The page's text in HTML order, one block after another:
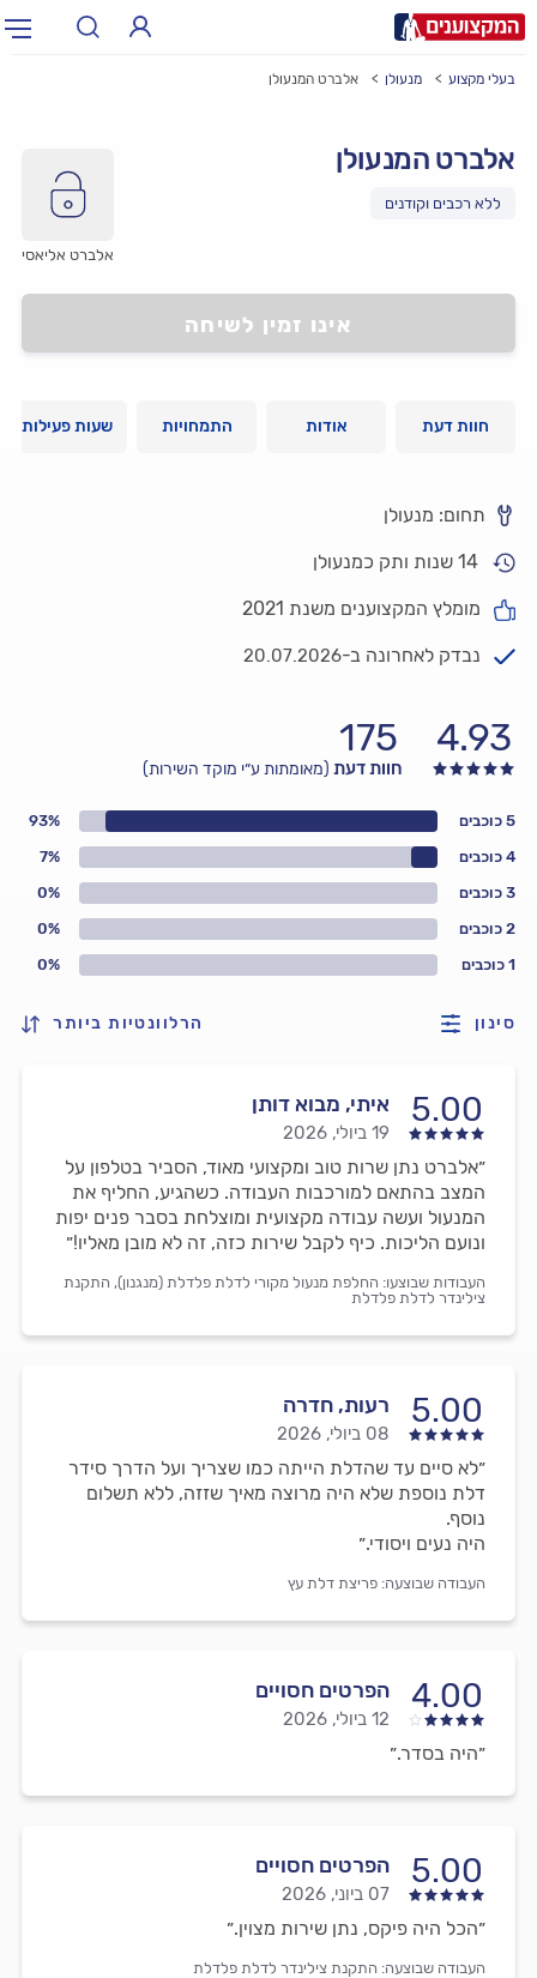
תל אביב, חיפה…
בעלי מקצוע מנעולן אלברט המנעולן
אלברט אליאסי
אלברט המנעולן
אינו זמין לשיחה
חוות דעת אודות התמחויות שעות פעילות
תחום: מנעולן
14 שנות ותק כמנעולן
מומלץ המקצוענים משנת 2021
נבדק לאחרונה ב-20.07.2026
4.93
175
חוות דעת (מאומתות ע״י מוקד השירות)
1 כוכבים 0%
2 כוכבים 0%
3 כוכבים 0%
4 כוכבים 7%
5 כוכבים 93%
סינון הרלוונטיות ביותר
5.00 איתי, מבוא דותן
19 ביולי, 2026
״אלברט נתן שרות טוב ומקצועי מאוד, הסביר בטלפון על
המצב בהתאם למורכבות העבודה. כשהגיע, החליף את
המנעול ועשה עבודה מקצועית ומוצלחת בסבר פנים יפות
ונועם הליכות. כיף לקבל שירות כזה, זה לא מובן מאליו!״
העבודות שבוצעו: החלפת מנעול מקורי לדלת פלדלת (מנגנון), התקנת
צילינדר לדלת פלדלת
5.00 רעות, חדרה
08 ביולי, 2026
״לא סיים עד שהדלת הייתה כמו שצריך ועל הדרך סידר
דלת נוספת שלא היה מרוצה מאיך שזזה, ללא תשלום
נוסף.
היה נעים ויסודי.״
העבודה שבוצעה: פריצת דלת עץ
4.00 הפרטים חסויים
12 ביולי, 2026
״היה בסדר.״
5.00 הפרטים חסויים
07 ביוני, 2026
״הכל היה פיקס, נתן שירות מצוין.״
העבודה שבוצעה: התקנת צילינדר לדלת פלדלת